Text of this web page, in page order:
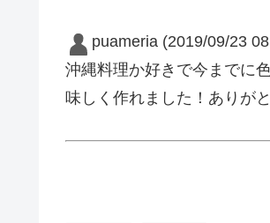
puameria (2019/09/23
沖縄料理か好きで今までに
味しく作れました！ありが